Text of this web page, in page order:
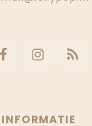
INFORMATIE